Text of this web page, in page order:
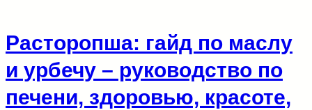
Расторопша: гайд по маслу
и урбечу – руководство по
печени, здоровью, красоте,